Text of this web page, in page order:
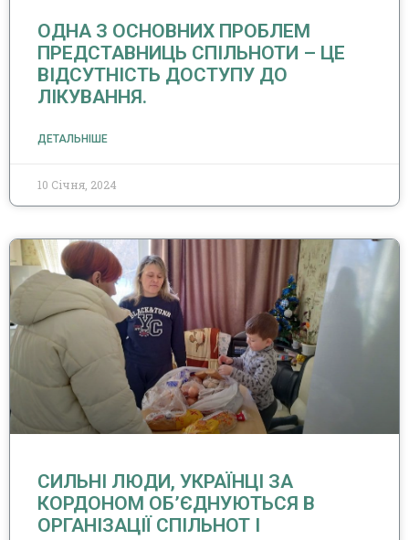
ОДНА З ОСНОВНИХ ПРОБЛЕМ
ПРЕДСТАВНИЦЬ СПІЛЬНОТИ – ЦЕ
ВІДСУТНІСТЬ ДОСТУПУ ДО
ЛІКУВАННЯ.
ДЕТАЛЬНІШЕ
10 Січня, 2024
СИЛЬНІ ЛЮДИ, УКРАЇНЦІ ЗА
КОРДОНОМ ОБ’ЄДНУЮТЬСЯ В
ОРГАНІЗАЦІЇ СПІЛЬНОТ І